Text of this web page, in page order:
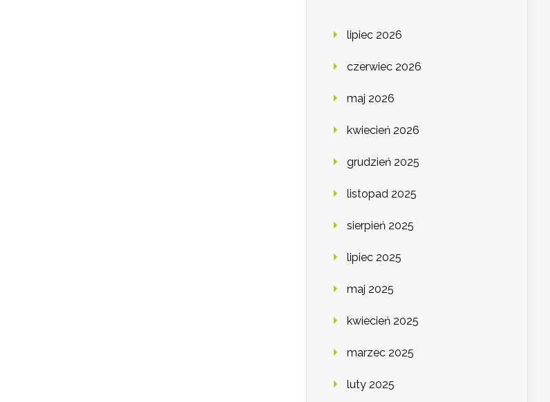
lipiec 2026
czerwiec 2026
maj 2026
kwiecień 2026
grudzień 2025
listopad 2025
sierpień 2025
lipiec 2025
maj 2025
kwiecień 2025
marzec 2025
luty 2025